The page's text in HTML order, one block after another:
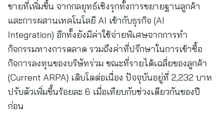
ขายที่เพิ่มขึ้น จากกลยุทธ์เชิงรุกทั้งการขยายฐานลูกค้า
และการผสานเทคโนโลยี AI เข้ากับธุรกิจ (AI
Integration) อีกทั้งยังมีค่าใช้จ่ายพิเศษจากการทำ
กิจกรรมทางการตลาด รวมถึงค่าที่ปรึกษาในการเข้าซื้อ
กิจการลงทุนของบริษัทร่วม ขณะที่รายได้เฉลี่ยของลูกค้า
(Current ARPA) เติบโตต่อเนื่อง ปัจจุบันอยู่ที่ 2,232 บาท
ปรับตัวเพิ่มขึ้นร้อยละ 6 เมื่อเทียบกับช่วงเดียวกันของปี
ก่อน